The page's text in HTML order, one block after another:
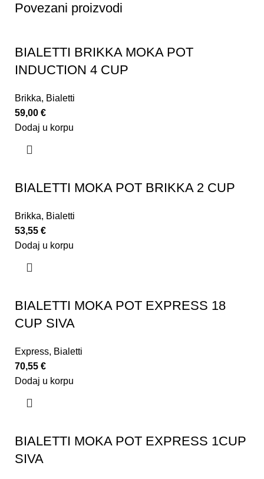
Povezani proizvodi
BIALETTI BRIKKA MOKA POT
INDUCTION 4 CUP
Brikka, Bialetti
59,00 €
Dodaj u korpu
BIALETTI MOKA POT BRIKKA 2 CUP
Brikka, Bialetti
53,55 €
Dodaj u korpu
BIALETTI MOKA POT EXPRESS 18
CUP SIVA
Express, Bialetti
70,55 €
Dodaj u korpu
BIALETTI MOKA POT EXPRESS 1CUP
SIVA